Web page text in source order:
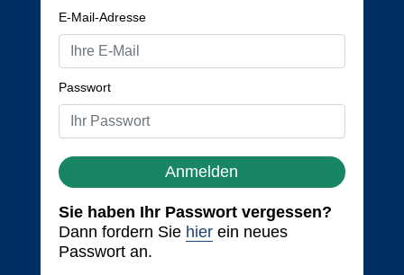
E-Mail-Adresse
Passwort
Anmelden
Sie haben Ihr Passwort vergessen?
Dann fordern Sie hierein neues
Passwort an.